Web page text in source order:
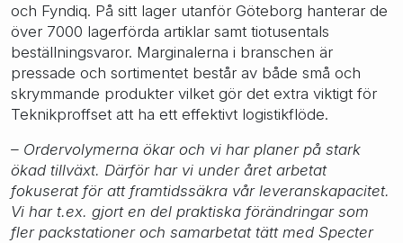
och Fyndiq. På sitt lager utanför Göteborg hanterar de
över 7000 lagerförda artiklar samt tiotusentals
beställningsvaror. Marginalerna i branschen är
pressade och sortimentet består av både små och
skrymmande produkter vilket gör det extra viktigt för
Teknikproffset att ha ett effektivt logistikflöde.
– Ordervolymerna ökar och vi har planer på stark
ökad tillväxt. Därför har vi under året arbetat
fokuserat för att framtidssäkra vår leveranskapacitet.
Vi har t.ex. gjort en del praktiska förändringar som
fler packstationer och samarbetat tätt med Specter